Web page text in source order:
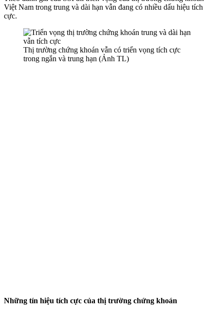
Việt Nam trong trung và dài hạn vẫn đang có nhiều dấu hiệu tích
cực.
Thị trường chứng khoán vẫn có triển vọng tích cực
trong ngắn và trung hạn (Ảnh TL)
Những tín hiệu tích cực của thị trường chứng khoán